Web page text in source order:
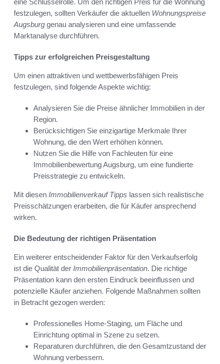
festzulegen, sollten Verkäufer die aktuellen Wohnungspreise
Augsburg genau analysieren und eine umfassende
Marktanalyse durchführen.
Tipps zur erfolgreichen Preisgestaltung
Um einen attraktiven und wettbewerbsfähigen Preis
festzulegen, sind folgende Aspekte wichtig:
Analysieren Sie die Preise ähnlicher Immobilien in der
Region.
Berücksichtigen Sie einzigartige Merkmale Ihrer
Wohnung, die den Wert erhöhen können.
Nutzen Sie die Hilfe von Fachleuten für eine
Immobilienbewertung Augsburg, um eine fundierte
Preisstrategie zu entwickeln.
Mit diesen Immobilienverkauf Tipps lassen sich realistische
Preisschätzungen erarbeiten, die für Käufer ansprechend
wirken.
Die Bedeutung der richtigen Präsentation
Ein weiterer entscheidender Faktor für den Verkaufserfolg
ist die Qualität der Immobilienpräsentation. Die richtige
Präsentation kann den ersten Eindruck beeinflussen und
potenzielle Käufer anziehen. Folgende Maßnahmen sollten
in Betracht gezogen werden:
Professionelles Home-Staging, um Fläche und
Einrichtung optimal in Szene zu setzen.
Reparaturen durchführen, die den Gesamtzustand der
Wohnung verbessern.